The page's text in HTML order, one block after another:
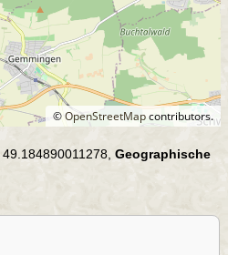
©OpenStreetMapcontributors.
49.184890011278, Geographische